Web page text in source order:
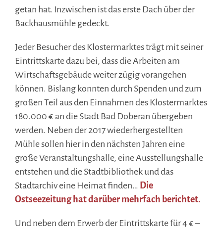
getan hat. Inzwischen ist das erste Dach über der
Backhausmühle gedeckt.
Jeder Besucher des Klostermarktes trägt mit seiner
Eintrittskarte dazu bei, dass die Arbeiten am
Wirtschaftsgebäude weiter zügig vorangehen
können. Bislang konnten durch Spenden und zum
großen Teil aus den Einnahmen des Klostermarktes
180.000 € an die Stadt Bad Doberan übergeben
werden. Neben der 2017 wiederhergestellten
Mühle sollen hier in den nächsten Jahren eine
große Veranstaltungshalle, eine Ausstellungshalle
entstehen und die Stadtbibliothek und das
Stadtarchiv eine Heimat finden… Die
Ostseezeitung hat darüber mehrfach berichtet.
Und neben dem Erwerb der Eintrittskarte für 4 € –